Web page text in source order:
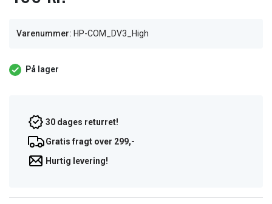
Varenummer: HP-COM_DV3_High
På lager
30 dages returret!
Gratis fragt over 299,-
Hurtig levering!